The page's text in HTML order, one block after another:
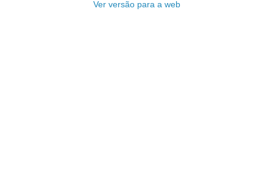
Ver versão para a web